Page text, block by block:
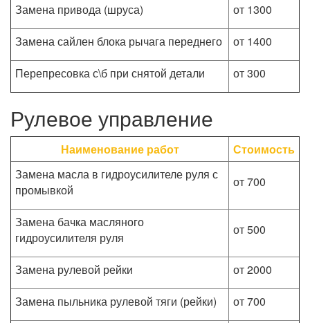
Замена привода (шруса)
от 1300
Замена сайлен блока рычага переднего
от 1400
Перепресовка с\б при снятой детали
от 300
Рулевое управление
Наименование работ
Стоимость
Замена масла в гидроусилителе руля с
промывкой
от 700
Замена бачка масляного
гидроусилителя руля
от 500
Замена рулевой рейки
от 2000
Замена пыльника рулевой тяги (рейки)
от 700